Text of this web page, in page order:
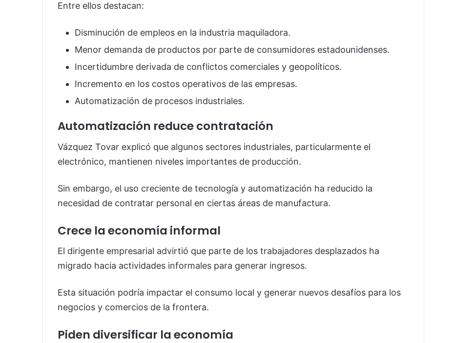
Entre ellos destacan:
Disminución de empleos en la industria maquiladora.
Menor demanda de productos por parte de consumidores estadounidenses.
Incertidumbre derivada de conflictos comerciales y geopolíticos.
Incremento en los costos operativos de las empresas.
Automatización de procesos industriales.
Automatización reduce contratación
Vázquez Tovar explicó que algunos sectores industriales, particularmente el
electrónico, mantienen niveles importantes de producción.
Sin embargo, el uso creciente de tecnología y automatización ha reducido la
necesidad de contratar personal en ciertas áreas de manufactura.
Crece la economía informal
El dirigente empresarial advirtió que parte de los trabajadores desplazados ha
migrado hacia actividades informales para generar ingresos.
Esta situación podría impactar el consumo local y generar nuevos desafíos para los
negocios y comercios de la frontera.
Piden diversificar la economía